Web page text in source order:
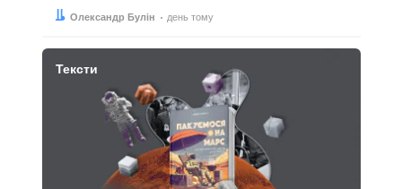
Автор:
Олександр Булін
Дата: день тому
Тексти